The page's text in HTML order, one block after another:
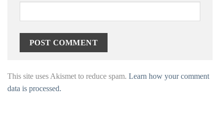
This site uses Akismet to reduce spam. Learn how your comment
data is processed.